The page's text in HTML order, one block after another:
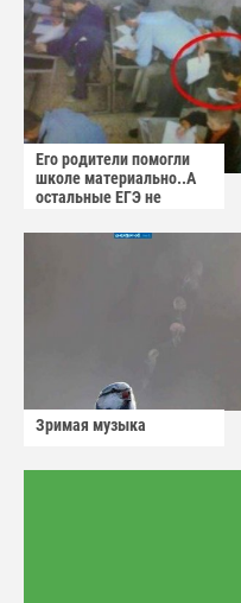
Его родители помогли
школе материально..А
остальные ЕГЭ не
Зримая музыка